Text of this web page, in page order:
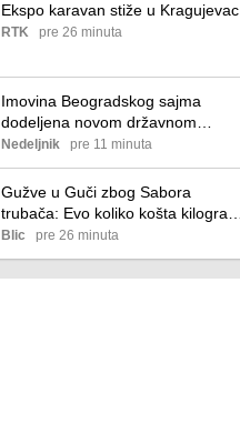
Ekspo karavan stiže u Kragujevac
RTK pre 26 minuta
Imovina Beogradskog sajma
dodeljena novom državnom
preduzeću Sava Properties
Nedeljnik pre 11 minuta
Gužve u Guči zbog Sabora
trubača: Evo koliko košta kilogram
prasetine, a koliko čuveni
svadbarski kupus
Blic pre 26 minuta